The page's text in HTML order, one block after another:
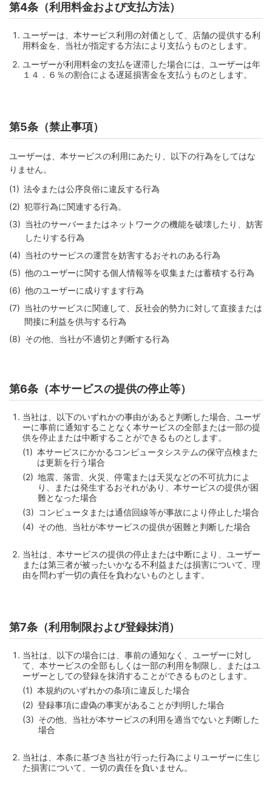
第4条（利用料金および支払方法）
ユーザーは、本サービス利用の対価として、店舗の提供する利
用料金を、当社が指定する方法により支払うものとします。
ユーザーが利用料金の支払を遅滞した場合には、ユーザーは年
１４．６％の割合による遅延損害金を支払うものとします。
第5条（禁止事項）
ユーザーは、本サービスの利用にあたり、以下の行為をしてはな
りません。
法令または公序良俗に違反する行為
犯罪行為に関連する行為。
当社のサーバーまたはネットワークの機能を破壊したり、妨害
したりする行為
当社のサービスの運営を妨害するおそれのある行為
他のユーザーに関する個人情報等を収集または蓄積する行為
他のユーザーに成りすます行為
当社のサービスに関連して、反社会的勢力に対して直接または
間接に利益を供与する行為
その他、当社が不適切と判断する行為
第6条（本サービスの提供の停止等）
当社は、以下のいずれかの事由があると判断した場合、ユーザ
ーに事前に通知することなく本サービスの全部または一部の提
供を停止または中断することができるものとします。
本サービスにかかるコンピュータシステムの保守点検また
は更新を行う場合
地震、落雷、火災、停電または天災などの不可抗力によ
り、または発生するおそれがあり、本サービスの提供が困
難となった場合
コンピュータまたは通信回線等が事故により停止した場合
その他、当社が本サービスの提供が困難と判断した場合
当社は、本サービスの提供の停止または中断により、ユーザー
または第三者が被ったいかなる不利益または損害について、理
由を問わず一切の責任を負わないものとします。
第7条（利用制限および登録抹消）
当社は、以下の場合には、事前の通知なく、ユーザーに対し
て、本サービスの全部もしくは一部の利用を制限し、またはユ
ーザーとしての登録を抹消することができるものとします。
本規約のいずれかの条項に違反した場合
登録事項に虚偽の事実があることが判明した場合
その他、当社が本サービスの利用を適当でないと判断した
場合
当社は、本条に基づき当社が行った行為によりユーザーに生じ
た損害について、一切の責任を負いません。